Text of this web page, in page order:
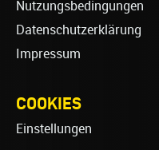
Nutzungsbedingungen
Datenschutzerklärung
Impressum
COOKIES
Einstellungen